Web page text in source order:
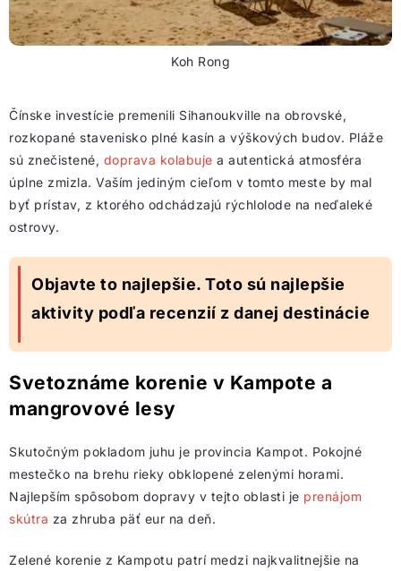
Koh Rong
Čínske investície premenili Sihanoukville na obrovské,
rozkopané stavenisko plné kasín a výškových budov. Pláže
sú znečistené, doprava kolabuje a autentická atmosféra
úplne zmizla. Vaším jediným cieľom v tomto meste by mal
byť prístav, z ktorého odchádzajú rýchlolode na neďaleké
ostrovy.
Objavte to najlepšie. Toto sú najlepšie
aktivity podľa recenzií z danej destinácie
Svetoznáme korenie v Kampote a
mangrovové lesy
Skutočným pokladom juhu je provincia Kampot. Pokojné
mestečko na brehu rieky obklopené zelenými horami.
Najlepším spôsobom dopravy v tejto oblasti je prenájom
skútra za zhruba päť eur na deň.
Zelené korenie z Kampotu patrí medzi najkvalitnejšie na